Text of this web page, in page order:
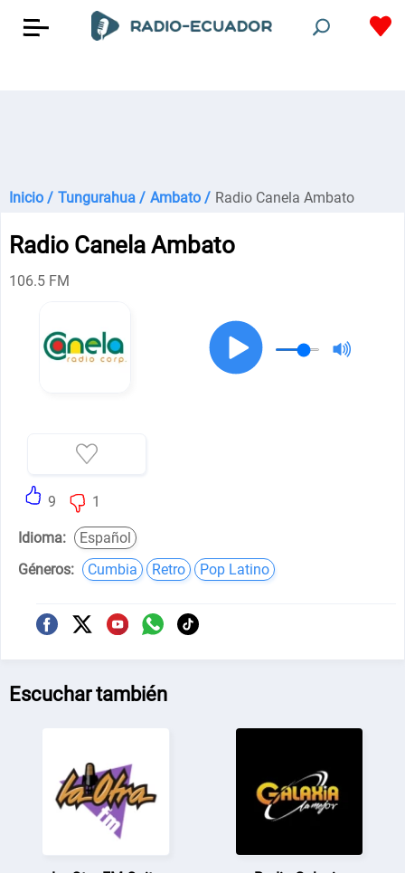
Inicio / Tungurahua / Ambato / Radio Canela Ambato
Radio Canela Ambato
106.5 FM
9 1
Idioma:
Español
Géneros:
Cumbia Retro Pop Latino
Escuchar también